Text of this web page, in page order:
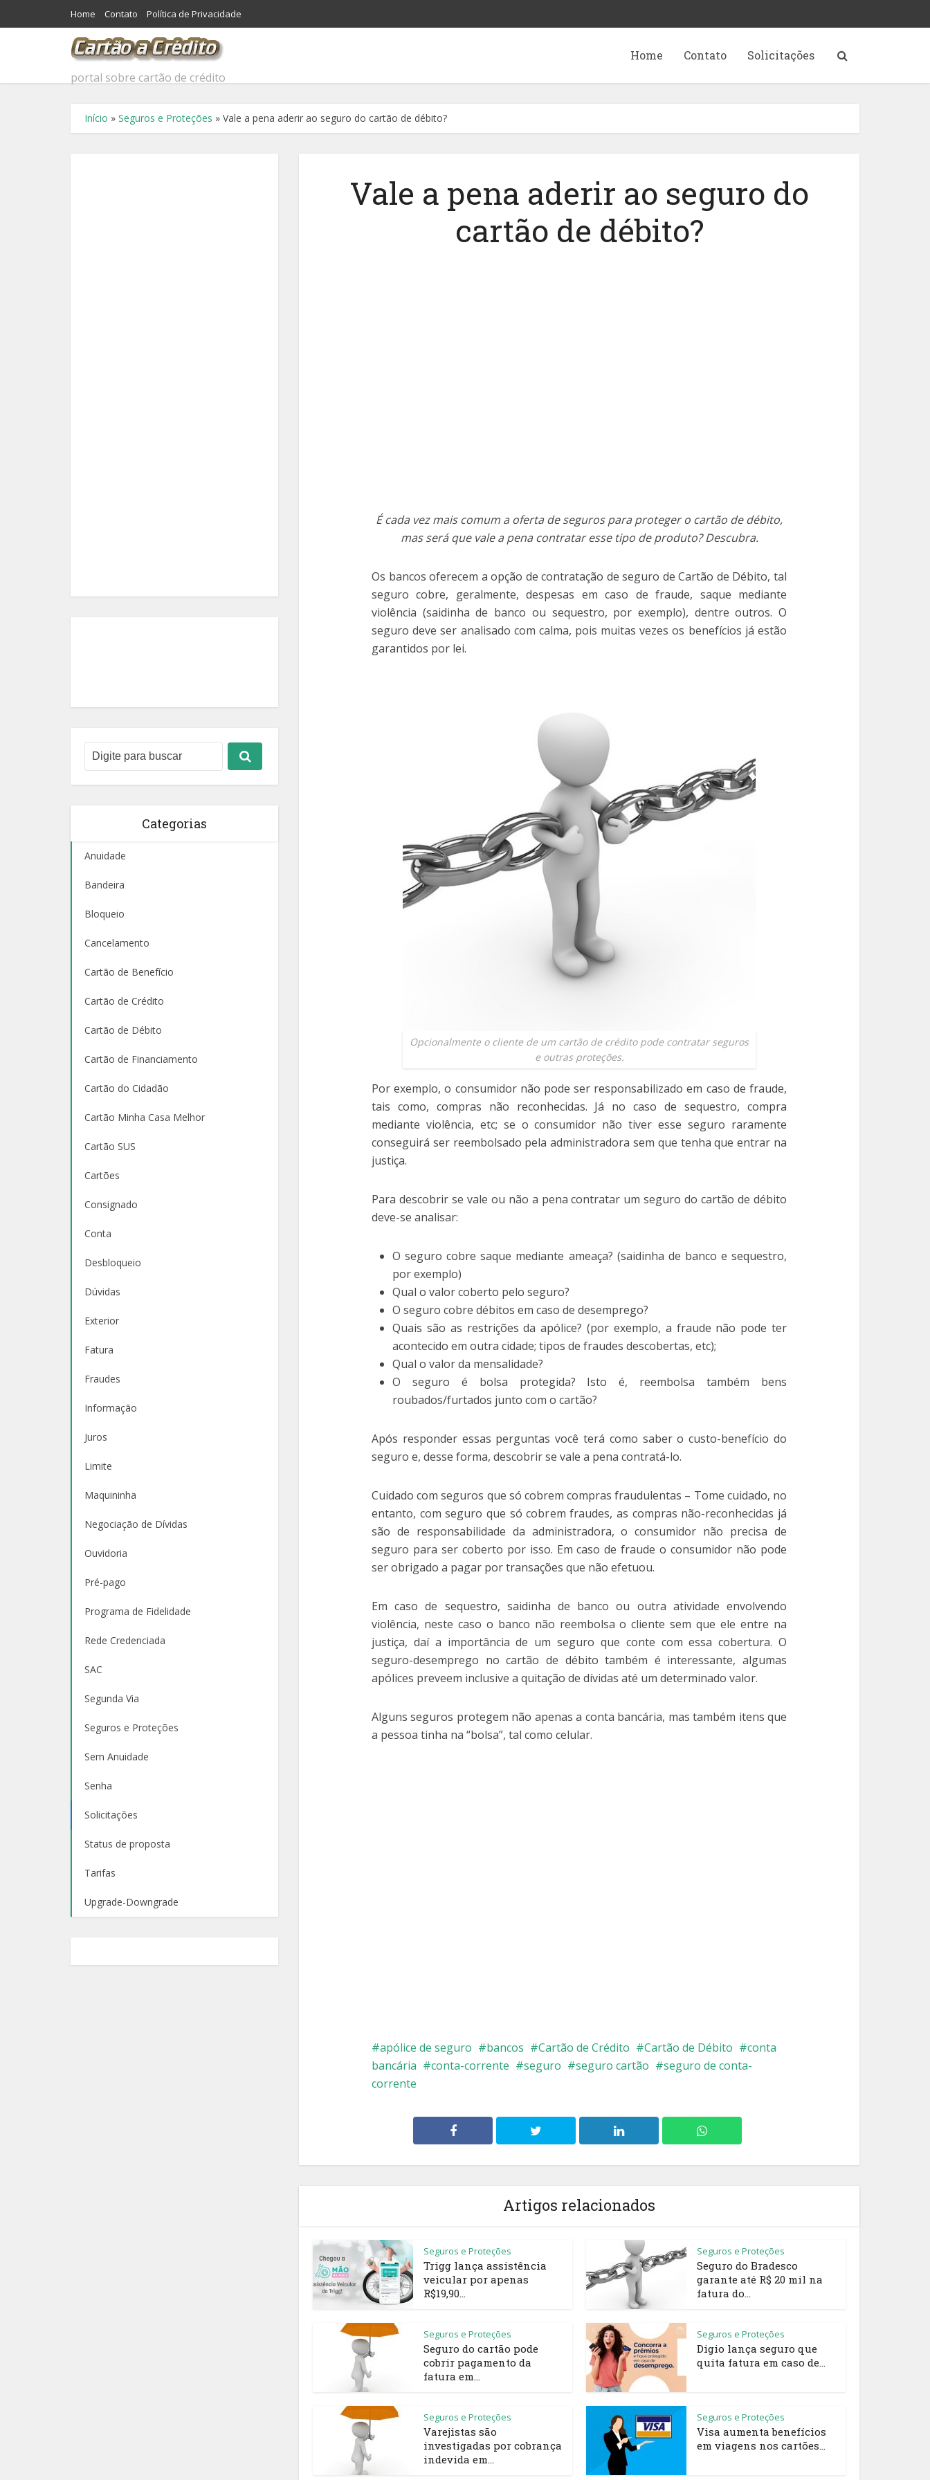
Home Contato Política de Privacidade
portal sobre cartão de crédito
Home Contato Solicitações
Início » Seguros e Proteções » Vale a pena aderir ao seguro do cartão de débito?
Categorias
Anuidade
Bandeira
Bloqueio
Cancelamento
Cartão de Benefício
Cartão de Crédito
Cartão de Débito
Cartão de Financiamento
Cartão do Cidadão
Cartão Minha Casa Melhor
Cartão SUS
Cartões
Consignado
Conta
Desbloqueio
Dúvidas
Exterior
Fatura
Fraudes
Informação
Juros
Limite
Maquininha
Negociação de Dívidas
Ouvidoria
Pré-pago
Programa de Fidelidade
Rede Credenciada
SAC
Segunda Via
Seguros e Proteções
Sem Anuidade
Senha
Solicitações
Status de proposta
Tarifas
Upgrade-Downgrade
Vale a pena aderir ao seguro do
cartão de débito?
É cada vez mais comum a oferta de seguros para proteger o cartão de débito,
mas será que vale a pena contratar esse tipo de produto? Descubra.
Os bancos oferecem a opção de contratação de seguro de Cartão de Débito, tal
seguro cobre, geralmente, despesas em caso de fraude, saque mediante
violência (saidinha de banco ou sequestro, por exemplo), dentre outros. O
seguro deve ser analisado com calma, pois muitas vezes os benefícios já estão
garantidos por lei.
Opcionalmente o cliente de um cartão de crédito pode contratar seguros
e outras proteções.
Por exemplo, o consumidor não pode ser responsabilizado em caso de fraude,
tais como, compras não reconhecidas. Já no caso de sequestro, compra
mediante violência, etc; se o consumidor não tiver esse seguro raramente
conseguirá ser reembolsado pela administradora sem que tenha que entrar na
justiça.
Para descobrir se vale ou não a pena contratar um seguro do cartão de débito
deve-se analisar:
O seguro cobre saque mediante ameaça? (saidinha de banco e sequestro,
por exemplo)
Qual o valor coberto pelo seguro?
O seguro cobre débitos em caso de desemprego?
Quais são as restrições da apólice? (por exemplo, a fraude não pode ter
acontecido em outra cidade; tipos de fraudes descobertas, etc);
Qual o valor da mensalidade?
O seguro é bolsa protegida? Isto é, reembolsa também bens
roubados/furtados junto com o cartão?
Após responder essas perguntas você terá como saber o custo-benefício do
seguro e, desse forma, descobrir se vale a pena contratá-lo.
Cuidado com seguros que só cobrem compras fraudulentas – Tome cuidado, no
entanto, com seguro que só cobrem fraudes, as compras não-reconhecidas já
são de responsabilidade da administradora, o consumidor não precisa de
seguro para ser coberto por isso. Em caso de fraude o consumidor não pode
ser obrigado a pagar por transações que não efetuou.
Em caso de sequestro, saidinha de banco ou outra atividade envolvendo
violência, neste caso o banco não reembolsa o cliente sem que ele entre na
justiça, daí a importância de um seguro que conte com essa cobertura. O
seguro-desemprego no cartão de débito também é interessante, algumas
apólices preveem inclusive a quitação de dívidas até um determinado valor.
Alguns seguros protegem não apenas a conta bancária, mas também itens que
a pessoa tinha na “bolsa”, tal como celular.
apólice de seguro bancos Cartão de Crédito Cartão de Débito
conta
bancária
conta-corrente seguro seguro cartão
seguro de conta-
corrente
Artigos relacionados
Seguros e Proteções
Trigg lança assistência
veicular por apenas
R$19,90...
Seguros e Proteções
Seguro do Bradesco
garante até R$ 20 mil na
fatura do...
Seguros e Proteções
Seguro do cartão pode
cobrir pagamento da
fatura em...
Seguros e Proteções
Digio lança seguro que
quita fatura em caso de...
Seguros e Proteções
Varejistas são
investigadas por cobrança
indevida em...
Seguros e Proteções
Visa aumenta benefícios
em viagens nos cartões...